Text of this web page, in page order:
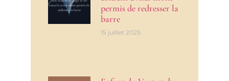
permis de redresser la
barre
15 juillet 2025